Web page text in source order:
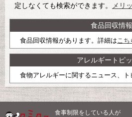
定しなくても検索ができます。
メリ
食品回収情報
食品回収情報があります。詳細はこち
アレルギートピ
食物アレルギーに関するニュース、ト
食事制限をしている人が